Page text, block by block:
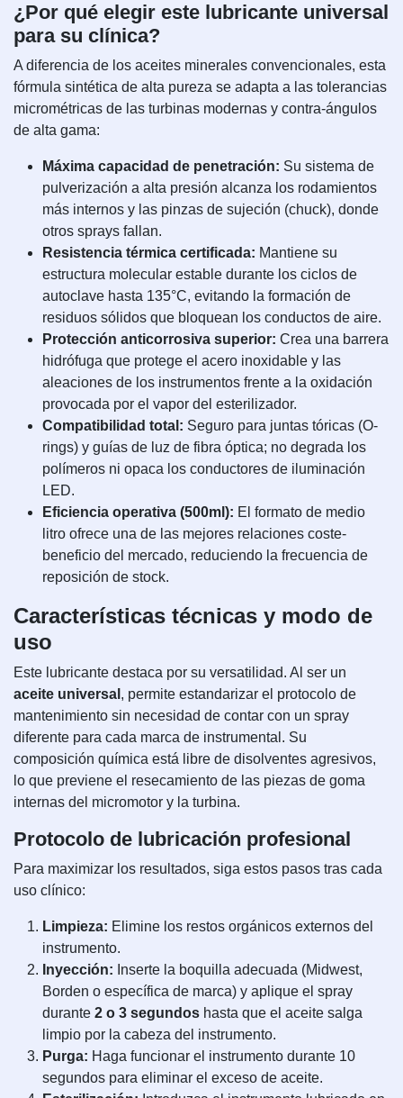
¿Por qué elegir este lubricante universal
para su clínica?
A diferencia de los aceites minerales convencionales, esta
fórmula sintética de alta pureza se adapta a las tolerancias
micrométricas de las turbinas modernas y contra-ángulos
de alta gama:
Máxima capacidad de penetración: Su sistema de
pulverización a alta presión alcanza los rodamientos
más internos y las pinzas de sujeción (chuck), donde
otros sprays fallan.
Resistencia térmica certificada: Mantiene su
estructura molecular estable durante los ciclos de
autoclave hasta 135°C, evitando la formación de
residuos sólidos que bloquean los conductos de aire.
Protección anticorrosiva superior: Crea una barrera
hidrófuga que protege el acero inoxidable y las
aleaciones de los instrumentos frente a la oxidación
provocada por el vapor del esterilizador.
Compatibilidad total: Seguro para juntas tóricas (O-
rings) y guías de luz de fibra óptica; no degrada los
polímeros ni opaca los conductores de iluminación
LED.
Eficiencia operativa (500ml): El formato de medio
litro ofrece una de las mejores relaciones coste-
beneficio del mercado, reduciendo la frecuencia de
reposición de stock.
Características técnicas y modo de
uso
Este lubricante destaca por su versatilidad. Al ser un
aceite universal , permite estandarizar el protocolo de
mantenimiento sin necesidad de contar con un spray
diferente para cada marca de instrumental. Su
composición química está libre de disolventes agresivos,
lo que previene el resecamiento de las piezas de goma
internas del micromotor y la turbina.
Protocolo de lubricación profesional
Para maximizar los resultados, siga estos pasos tras cada
uso clínico:
Limpieza: Elimine los restos orgánicos externos del
instrumento.
Inyección: Inserte la boquilla adecuada (Midwest,
Borden o específica de marca) y aplique el spray
durante 2 o 3 segundos hasta que el aceite salga
limpio por la cabeza del instrumento.
Purga: Haga funcionar el instrumento durante 10
segundos para eliminar el exceso de aceite.